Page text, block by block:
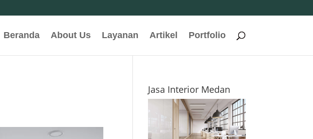
Beranda About Us Layanan Artikel Portfolio
Jasa Interior Medan